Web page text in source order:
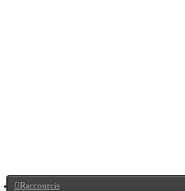
Raccourcis